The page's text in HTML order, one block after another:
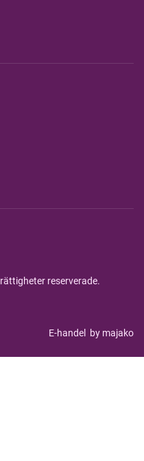
reserverade.
E-handel by majako